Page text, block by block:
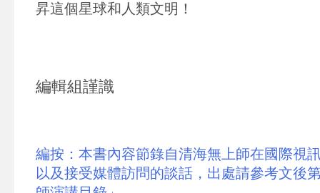
昇這個星球和人類文明！
編輯組謹識
編按：本書內容節錄自清海無上師在國際視
以及接受媒體訪問的談話，出處請參考文後